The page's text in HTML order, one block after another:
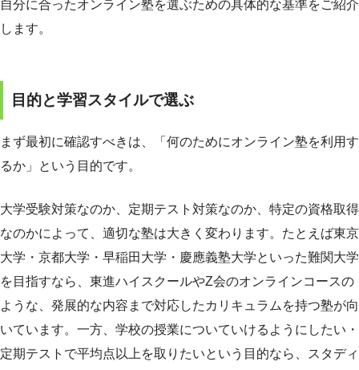
自分に合ったオンライン塾を選ぶための具体的な基準をご紹介
します。
目的と学習スタイルで選ぶ
まず最初に確認すべきは、「何のためにオンライン塾を利用す
るか」という目的です。
大学受験対策なのか、定期テスト対策なのか、特定の資格取得
なのかによって、適切な塾は大きく変わります。たとえば東京
大学・京都大学・早稲田大学・慶應義塾大学といった難関大学
を目指すなら、東進ハイスクールやZ会のオンラインコースの
ような、発展的な内容まで対応したカリキュラムを持つ塾が向
いています。一方、学校の授業についていけるようにしたい・
定期テストで平均点以上を取りたいという目的なら、スタディ